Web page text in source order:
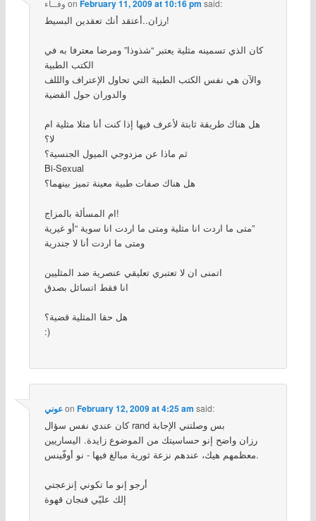
وفــاء on February 11, 2009 at 10:16 pm said:
رزان..أعتقد أنك تعقدين البسيط!
كان الذي تسمينه مثلية يعتبر “شذوذا” ومرضا معترفا به في
الكتب الطبية
والآن هي نفس الكتب الطبية التي تحاول الإعتراف والللف
والدوران حول القضية
هل هناك طريقة ثابتة لأعرف فيها إذا كنت أنا مثلا مثلية ام
لا؟
ثم ماذا عن مزدوجي الميول الجنسية؟
Bi-Sexual
هل هناك صفات طبية معينة تميز بينهما؟
ام المسألة بالمزاج!
متى ما اردت انا مثلية ومتى ما اردت انا سوية “أو غيرية”
ومتى ما اردت أنا لا جندرية
اتمنى ان لا تعتبري تعليقي عنصرية ضد المثليين
انا فقط اتسائل بصدق
هل حقا المثلية قضية؟
:)
عونيon February 12, 2009 at 4:25 am said:
كان عندي نفس سؤال rand بس وصلتني الإجابة
رزان واضح إنو حساسيتك من الموضوع زايدة. اليساريين
معظمهم هيك، عندهم نزعة ثورية مبالغ فيها - نو أوفّينس.
أرجو إنو ما تكوني إنزعجتي
إلك عليّي فنجان قهوة